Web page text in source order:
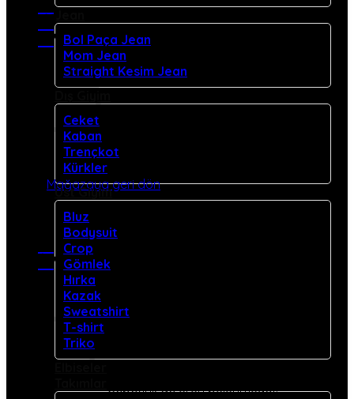
Sepetinizde ürün bulunmuyor.
Mağazaya geri dön
Sepet
Sepetinizde ürün bulunmuyor.
Bol Paça Jean
Mom Jean
Straight Kesim Jean
Ceket
Kaban
Trençkot
Kürkler
Üst Giyim
Bluz
Bodysuit
Crop
Gömlek
Hırka
Kazak
Sweatshirt
T-shirt
Triko